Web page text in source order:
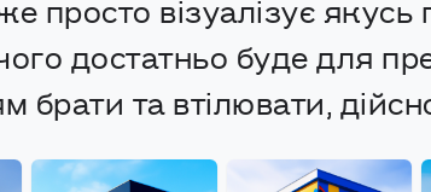
просто візуалізує
достатньо буде для
брати та втілювати,